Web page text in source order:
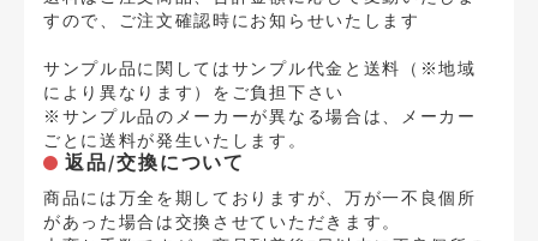
すので、ご注文確認時にお知らせいたします
サンプル品に関してはサンプル代金と送料（※地域
により異なります）をご負担下さい
※サンプル品のメーカーが異なる場合は、メーカー
ごとに送料が発生いたします。
返品/交換について
商品には万全を期しておりますが、万が一不良個所
があった場合は交換させていただきます。